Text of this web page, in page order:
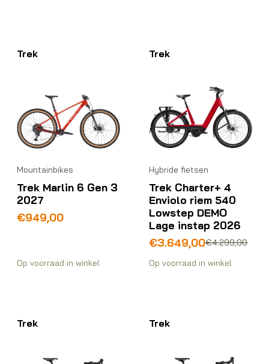
Trek
Mountainbikes
Trek Marlin 6 Gen 3
2027
€949,00
Op voorraad in winkel
Trek
Hybride fietsen
Trek Charter+ 4
Enviolo riem 540
Lowstep DEMO
Lage instap 2026
€4.299,00
Oorspronkelijke
was:
€3.649,00
Huidige
is:
Op voorraad in winkel
Trek Trek